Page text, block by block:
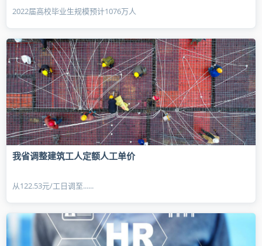
2022届高校毕业生规模预计1076万人
我省调整建筑工人定额人工单价
从122.53元/工日调至......